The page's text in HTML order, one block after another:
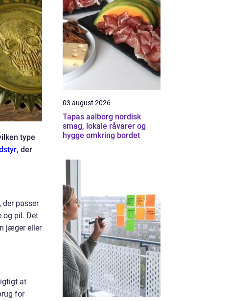
type
, der
passer
og pil. Det
jæger eller
at
for
03 august 2026
Tapas aalborg nordisk
smag, lokale råvarer og
hygge omkring bordet